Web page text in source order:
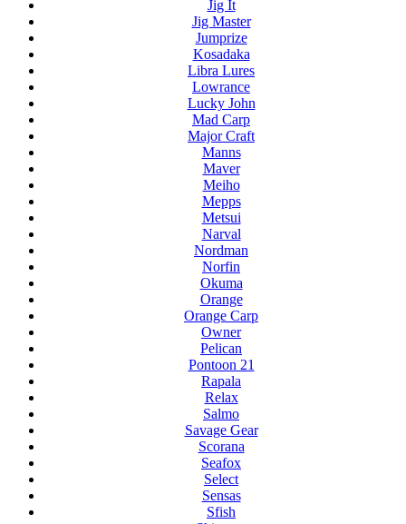
Jig It
Jig Master
Jumprize
Kosadaka
Libra Lures
Lowrance
Lucky John
Mad Carp
Major Craft
Manns
Maver
Meiho
Mepps
Metsui
Narval
Nordman
Norfin
Okuma
Orange
Orange Carp
Owner
Pelican
Pontoon 21
Rapala
Relax
Salmo
Savage Gear
Scorana
Seafox
Select
Sensas
Sfish